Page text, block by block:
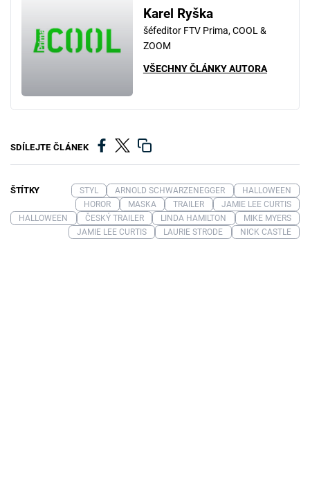
Karel Ryška
šéfeditor FTV Prima, COOL &
ZOOM
VŠECHNY ČLÁNKY AUTORA
SDÍLEJTE ČLÁNEK
ŠTÍTKY STYL ARNOLD SCHWARZENEGGER
HALLOWEEN
HOROR
MASKA TRAILER
JAMIE LEE CURTIS
HALLOWEEN
ČESKÝ TRAILER LINDA HAMILTON
MIKE MYERS
JAMIE LEE CURTIS
LAURIE STRODE NICK CASTLE